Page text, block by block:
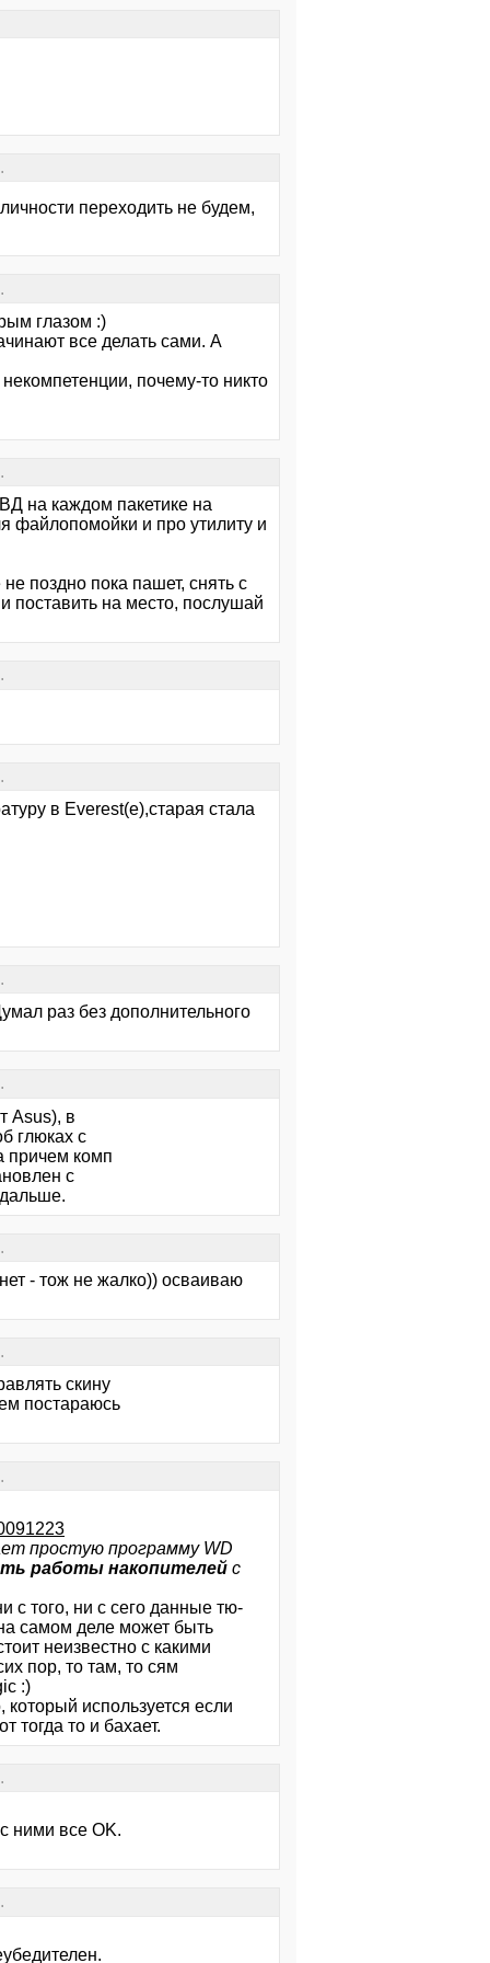
переходить не будем,
глазом :)
все делать сами. А
почему-то никто
на каждом пакетике на
файлопомойки и про утилиту и
поздно пока пашет, снять с
поставить на место, послушай
в Everest(е),старая стала
раз без дополнительного
Asus), в
глюках с
причем комп
с
- тож не жалко)) осваиваю
скину
постараюсь
простую программу WD
работы накопителей с
с того, ни с сего данные тю-
самом деле может быть
неизвестно с какими
пор, то там, то сям
:)
используется если
тогда то и бахает.
ними все OK.